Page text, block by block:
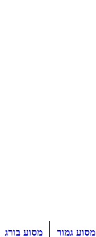
מסוע בורג מסוע גמור